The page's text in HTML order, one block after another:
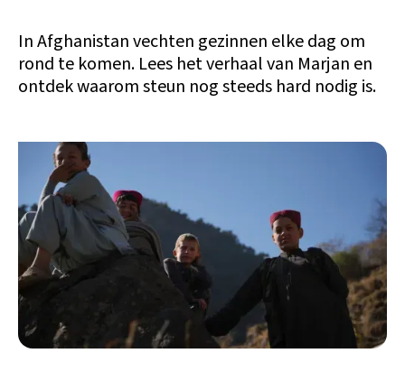
In Afghanistan vechten gezinnen elke dag om
rond te komen. Lees het verhaal van Marjan en
ontdek waarom steun nog steeds hard nodig is.